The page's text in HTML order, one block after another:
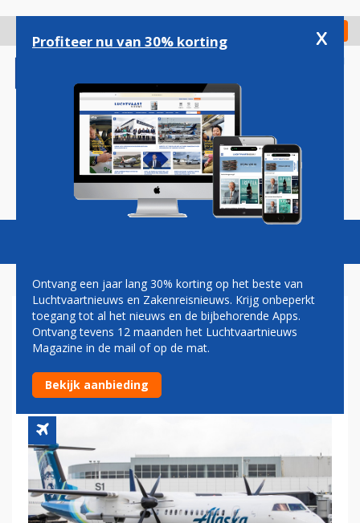
gaan
Check in
Magazine Podcasts Vacatures
ALASKA AIRLINES SCHRAPT
120 VLUCHTEN TERWIJL
PILOTEN ACTIE VOEREN
Profiteer nu van 30% korting x
Ontvang een jaar lang 30% korting op het beste van
Luchtvaartnieuws en Zakenreisnieuws. Krijg onbeperkt
toegang tot al het nieuws en de bijbehorende Apps.
Ontvang tevens 12 maanden het Luchtvaartnieuws
Magazine in de mail of op de mat.
Bekijk aanbieding